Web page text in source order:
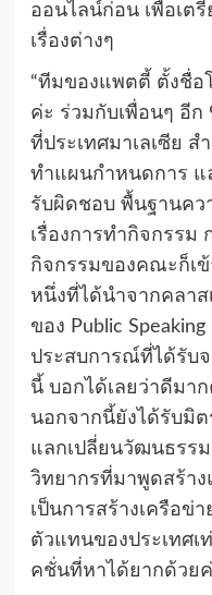
ออนไลน์ก่อน เพื่อเต
เรื่องต่างๆ
“ทีมของแพตตี้ ตั้งชื่อ
ค่ะ ร่วมกับเพื่อนๆ อีก
ที่ประเทศมาเลเซีย
ทำแผนกำหนดการ แ
รับผิดชอบ พื้นฐานคว
เรื่องการทำกิจกรรม
กิจกรรมของคณะก็เ
หนึ่งที่ได้นำจากคลาส
ของ Public
ประสบการณ์ที่ได้รับจ
นี้ บอกได้เลยว่าดีมา
นอกจากนี้ยังได้รับมิ
แลกเปลี่ยนวัฒนธรร
วิทยากรที่มาพูดสร้าง
เป็นการสร้างเครือข่
ตัวแทนของประเทศเ
คชั่นที่หาได้ยากด้วยค่